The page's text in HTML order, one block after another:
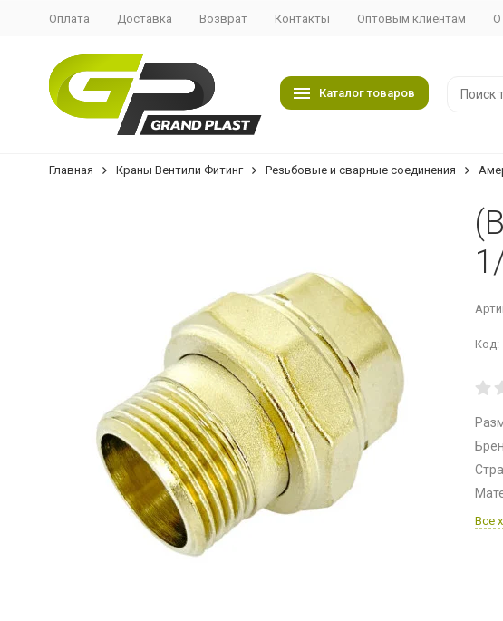
Оплата Доставка Возврат Контакты Оптовым клиентам О
Каталог товаров
Главная Краны Вентили Фитинг Резьбовые и сварные соединения
Код:
Все